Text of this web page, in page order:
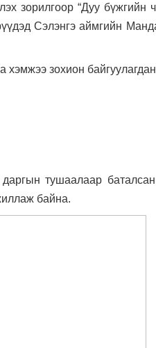
зорилгоор “Дуу бүжгийн
Сэлэнгэ аймгийн
хэмжээ зохион
тушаалаар баталсан
байна.